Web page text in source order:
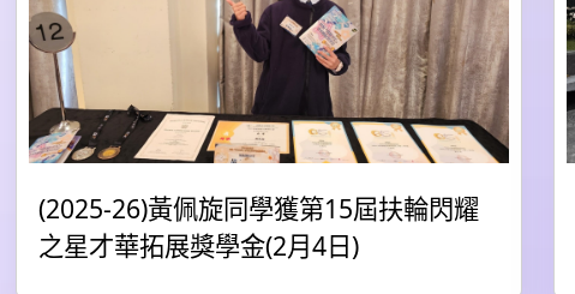
(2025-26)黃佩旋同學獲第15屆扶輪閃耀
之星才華拓展獎學金(2月4日)